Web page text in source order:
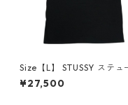
Size【L】 STUSSY ステュ
ー STOCK HONOLULU
LACK ホノルル限定Tシャ
¥27,500